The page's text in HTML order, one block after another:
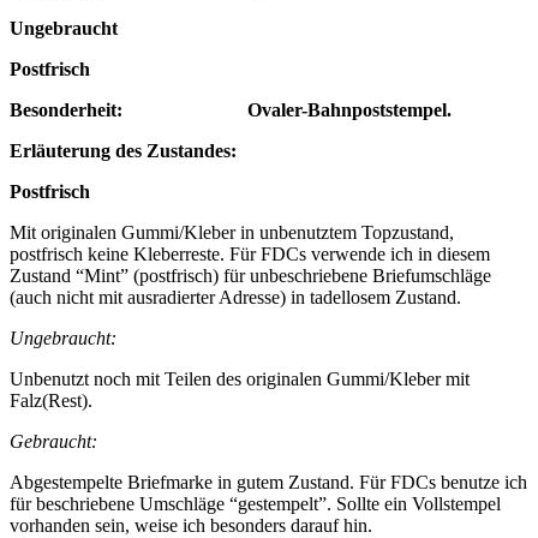
Ungebraucht
Postfrisch
Besonderheit: Ovaler-Bahnpoststempel.
Erläuterung des Zustandes:
Postfrisch
Mit originalen Gummi/Kleber in unbenutztem Topzustand,
postfrisch keine Kleberreste. Für FDCs verwende ich in diesem
Zustand “Mint” (postfrisch) für unbeschriebene Briefumschläge
(auch nicht mit ausradierter Adresse) in tadellosem Zustand.
Ungebraucht:
Unbenutzt noch mit Teilen des originalen Gummi/Kleber mit
Falz(Rest).
Gebraucht:
Abgestempelte Briefmarke in gutem Zustand. Für FDCs benutze ich
für beschriebene Umschläge “gestempelt”. Sollte ein Vollstempel
vorhanden sein, weise ich besonders darauf hin.